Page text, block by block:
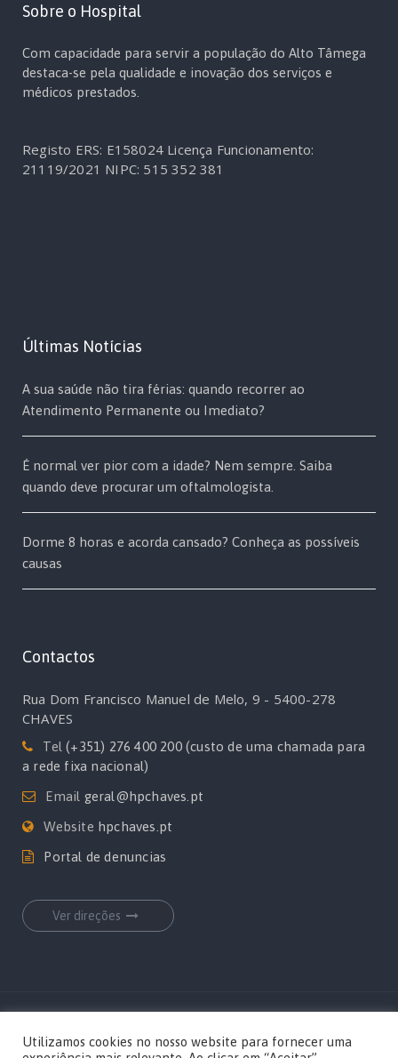
Sobre o Hospital
Com capacidade para servir a população do Alto Tâmega
destaca-se pela qualidade e inovação dos serviços e
médicos prestados.
Registo ERS: E158024 Licença Funcionamento:
21119/2021 NIPC: 515 352 381
Últimas Notícias
A sua saúde não tira férias: quando recorrer ao
Atendimento Permanente ou Imediato?
É normal ver pior com a idade? Nem sempre. Saiba
quando deve procurar um oftalmologista.
Dorme 8 horas e acorda cansado? Conheça as possíveis
causas
Contactos
Rua Dom Francisco Manuel de Melo, 9 - 5400-278
CHAVES
Tel(+351) 276 400 200 (custo de uma chamada para
a rede fixa nacional)
Email geral@hpchaves.pt
Website hpchaves.pt
Portal de denuncias
Ver direções
Utilizamos cookies no nosso website para fornecer uma